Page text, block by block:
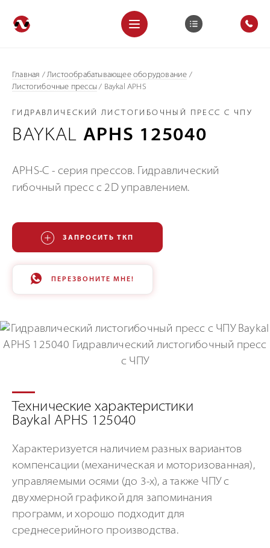
Главная /Листообрабатывающее оборудование /
Листогибочные прессы / Baykal APHS
ГИДРАВЛИЧЕСКИЙ ЛИСТОГИБОЧНЫЙ ПРЕСС С ЧПУ
BAYKAL APHS 125040
APHS-C - серия прессов. Гидравлический
гибочный пресс с 2D управлением.
ЗАПРОСИТЬ ТКП
ПЕРЕЗВОНИТЕ МНЕ!
Технические характеристики
Baykal APHS 125040
Характеризуется наличием разных вариантов
компенсации (механическая и моторизованная),
управляемыми осями (до 3-х), а также ЧПУ с
двухмерной графикой для запоминания
программ, и хорошо подходит для
среднесерийного производства.